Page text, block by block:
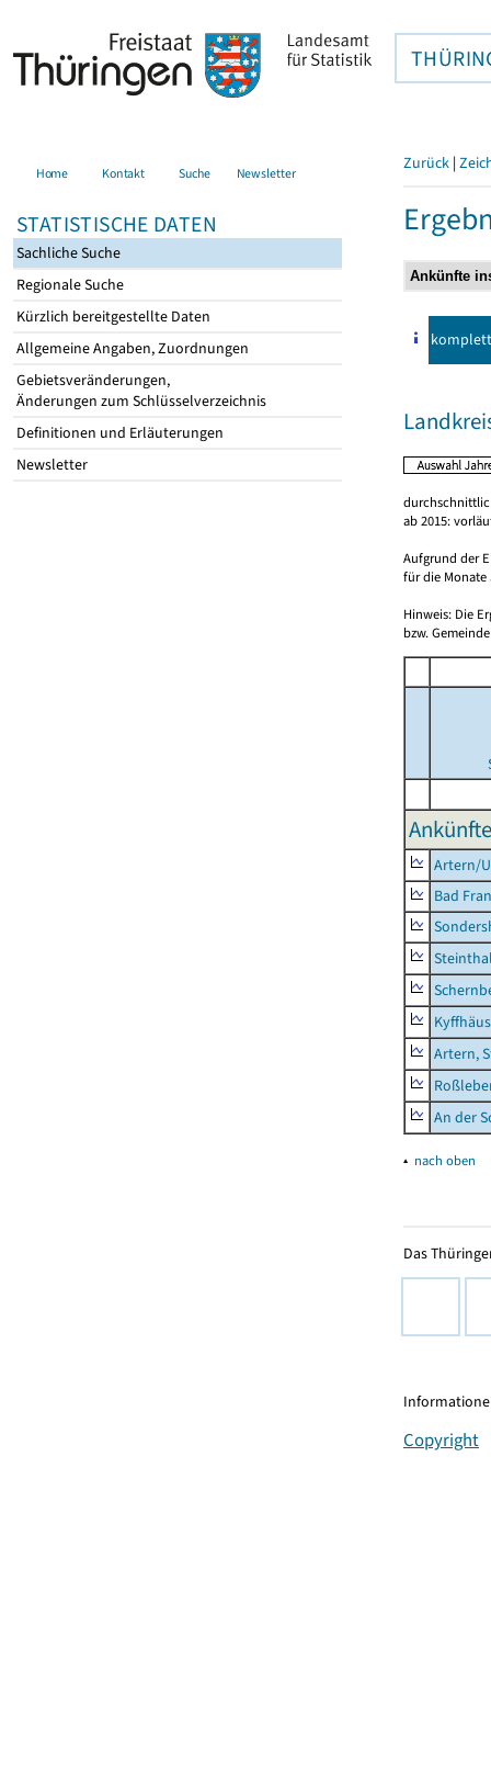
Home Kontakt Suche Newsletter
STATISTISCHE DATEN
Sachliche Suche
Regionale Suche
Kürzlich bereitgestellte Daten
Allgemeine Angaben, Zuordnungen
Gebietsveränderungen,
Änderungen zum Schlüsselverzeichnis
Definitionen und Erläuterungen
Newsletter
Zurück |
komplett
ab 2015:
Aufgrund der
für die Monate
Hinweis: Die
bzw.
Artern/
Bad
Artern,
An der
▴ nach oben
Das
Copyright